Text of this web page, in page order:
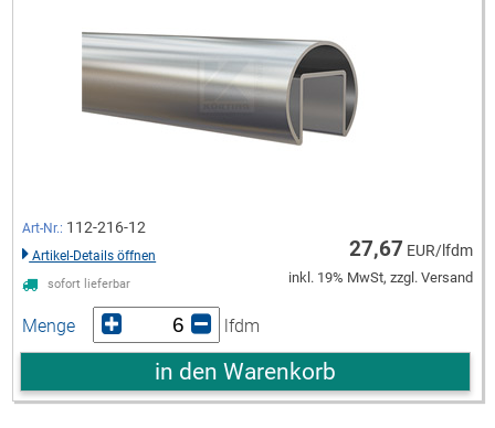
Art-Nr.: 112-216-12
Artikel-Details öffnen
sofort lieferbar
27,67 EUR/lfdm
inkl. 19% MwSt, zzgl. Versand
Menge lfdm
in den Warenkorb